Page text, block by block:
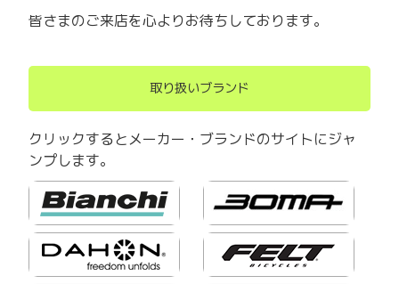
皆さまのご来店を心よりお待ちしております。
取り扱いブランド
クリックするとメーカー・ブランドのサイトにジャ
ンプします。